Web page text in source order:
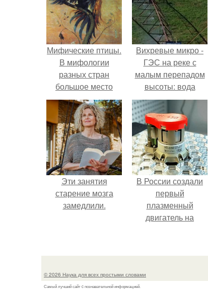
Мифические птицы.
В мифологии
разных стран
большое место
занимают образы
птиц.
Вихревые микро -
ГЭС на реке с
малым перепадом
высоты: вода
закручивается в
бетонной камере и
вращает
вертикальную
турбину.
Эти занятия
старение мозга
замедлили.
В России создали
первый
плазменный
двигатель на
© 2026 Наука для всех простыми словами
Самый лучший сайт c познавательной информацией.